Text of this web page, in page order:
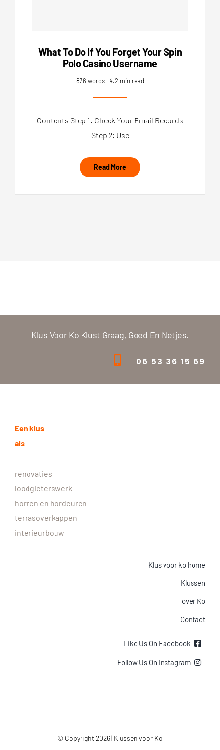
What To Do If You Forget Your Spin
Polo Casino Username
836 words 4.2 min read
Contents Step 1: Check Your Email Records
Step 2: Use
Read More
Klus Voor Ko Klust Graag, Goed En Netjes.
06 53 36 15 69
Een klus
als
renovaties
loodgieterswerk
horren en hordeuren
terrasoverkappen
interieurbouw
Klus voor ko home
Klussen
over Ko
Contact
Like Us On Facebook
Follow Us On Instagram
© Copyright 2026 | Klussen voor Ko